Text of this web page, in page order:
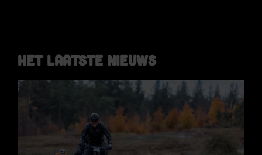
Het laatste nieuws